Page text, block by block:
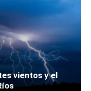
vientos y el